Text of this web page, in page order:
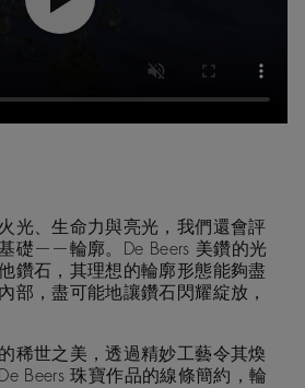
光、生命力與亮光，我們還會評
礎——輪廓。De Beers 美鑽的光
鑽石，其理想的輪廓形態能夠盡
部，盡可能地讓鑽石閃耀綻放，
稀世之美，透過精妙工藝令其煥
Beers 珠寶作品的線條簡約，輪